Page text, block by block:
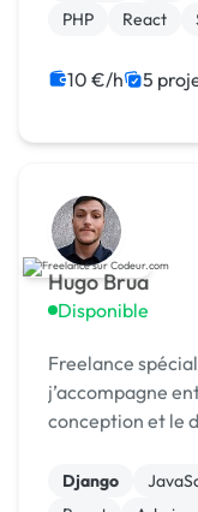
PHP
React
10 €/h 5
Hugo Brua
Disponible
Freelance
j’accompagne
conception et le
doDjango